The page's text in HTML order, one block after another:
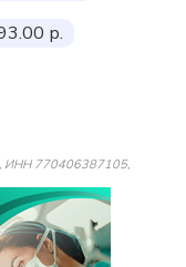
р.
ИНН 770406387105,